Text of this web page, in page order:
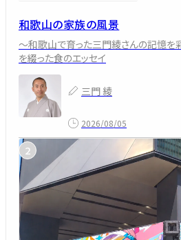
和歌山の家族の風景
～和歌山で育った三門綾さんの記憶を
を綴った食のエッセイ
三門 綾
2026/08/05